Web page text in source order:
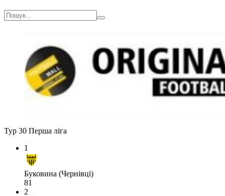
Тур 30 Перша ліга
1
Буковина (Чернівці)
81
2